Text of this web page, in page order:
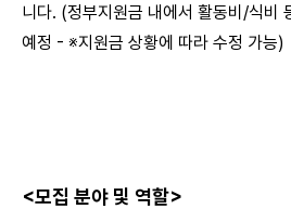
니다. (정부지원금 내에서 활동비/식비
예정 - ※지원금 상황에 따라 수정 가능)
<모집 분야 및 역할>